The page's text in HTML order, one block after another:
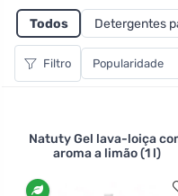
lavar louça poupa o
mas também pode
Ferwer pode escolher
experimentar
embalagens. Existem
como comprimidos,
>br>>br>
Todos Detergentes
Filtro
Natuty Gel lava-loiça
aroma a limão (1 l)